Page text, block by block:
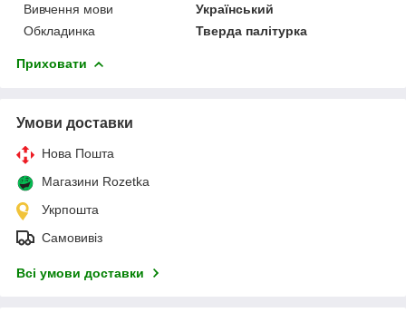
Вивчення мови
Український
Обкладинка
Тверда палітурка
Приховати
Умови доставки
Нова Пошта
Магазини Rozetka
Укрпошта
Самовивіз
Всі умови доставки